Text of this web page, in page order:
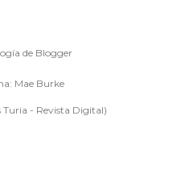
de Blogger
Mae Burke
Turia - Revista Digital)